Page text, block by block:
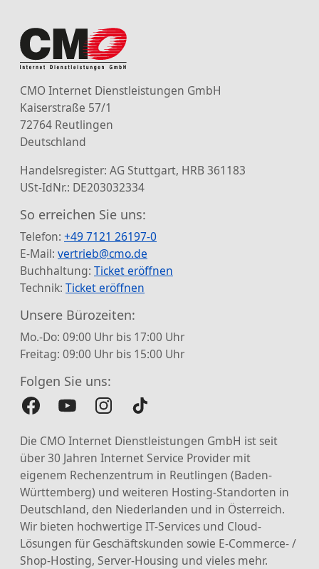
CMO Internet Dienstleistungen GmbH
Kaiserstraße 57/1
72764 Reutlingen
Deutschland
Handelsregister: AG Stuttgart, HRB 361183
USt-IdNr.: DE203032334
So erreichen Sie uns:
Telefon: +49 7121 26197-0
E-Mail: vertrieb@cmo.de
Buchhaltung: Ticket eröffnen
Technik: Ticket eröffnen
Unsere Bürozeiten:
Mo.-Do: 09:00 Uhr bis 17:00 Uhr
Freitag: 09:00 Uhr bis 15:00 Uhr
Folgen Sie uns:
Die CMO Internet Dienstleistungen GmbH ist seit
über 30 Jahren Internet Service Provider mit
eigenem Rechenzentrum in Reutlingen (Baden-
Württemberg) und weiteren Hosting-Standorten in
Deutschland, den Niederlanden und in Österreich.
Wir bieten hochwertige IT-Services und Cloud-
Lösungen für Geschäftskunden sowie E-Commerce- /
Shop-Hosting, Server-Housing und vieles mehr.